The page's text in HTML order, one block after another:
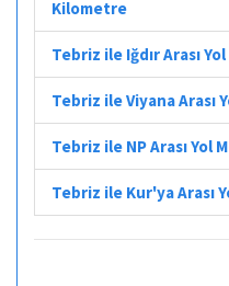
Kilometre
Tebriz ile Iğdır Arası
Tebriz ile Viyana Arası
Tebriz ile NP Arası Yol
Tebriz ile Kur'ya Arası